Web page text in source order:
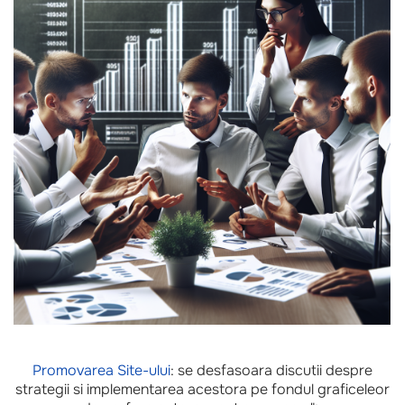
Promovarea Site-ului: se desfasoara discutii despre
strategii si implementarea acestora pe fondul graficeleor